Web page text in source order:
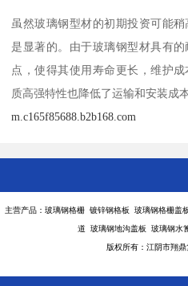
虽然玻璃钢型材的初期投资可能
是显著的。由于玻璃钢型材具有
点，使得其使用寿命更长，维护
质高强特性也降低了运输和安装成本
m.c165f85688.b2b168.com
主营产品：玻璃钢格栅 镀锌钢格板 玻璃钢格栅
道 玻璃钢地沟盖板 玻璃钢水
版权所有：江阴市翔